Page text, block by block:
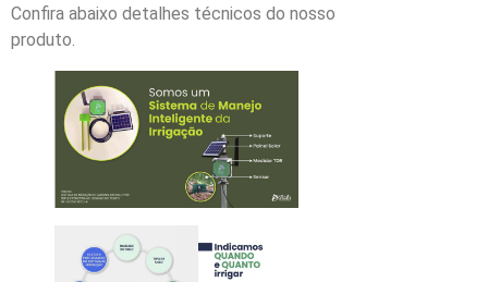
Confira abaixo detalhes técnicos do nosso
produto.